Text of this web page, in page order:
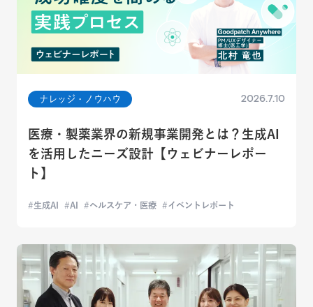
ナレッジ・ノウハウ 2026.7.10
医療・製薬業界の新規事業開発とは？生成AI
を活用したニーズ設計【ウェビナーレポー
ト】
生成AI AI ヘルスケア・医療 イベントレポート